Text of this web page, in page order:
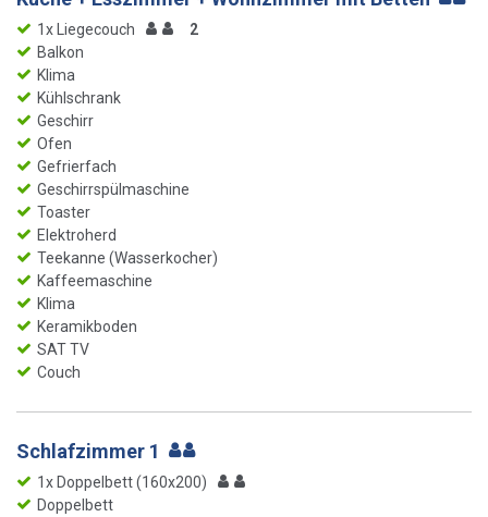
1x Liegecouch
2
Balkon
Klima
Kühlschrank
Geschirr
Ofen
Gefrierfach
Geschirrspülmaschine
Toaster
Elektroherd
Teekanne (Wasserkocher)
Kaffeemaschine
Klima
Keramikboden
SAT TV
Couch
Schlafzimmer 1
1x Doppelbett (160x200)
Doppelbett